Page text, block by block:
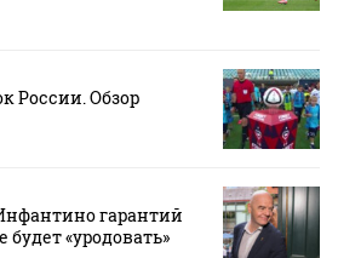
России. Обзор
гарантий
будет «уродовать»